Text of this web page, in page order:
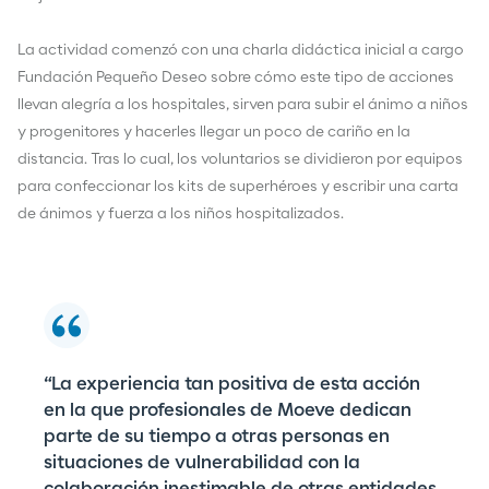
La actividad comenzó con una charla didáctica inicial a cargo
Fundación Pequeño Deseo sobre cómo este tipo de acciones
llevan alegría a los hospitales, sirven para subir el ánimo a niños
y progenitores y hacerles llegar un poco de cariño en la
distancia. Tras lo cual, los voluntarios se dividieron por equipos
para confeccionar los kits de superhéroes y escribir una carta
de ánimos y fuerza a los niños hospitalizados.
“La experiencia tan positiva de esta acción
en la que profesionales de Moeve dedican
parte de su tiempo a otras personas en
situaciones de vulnerabilidad con la